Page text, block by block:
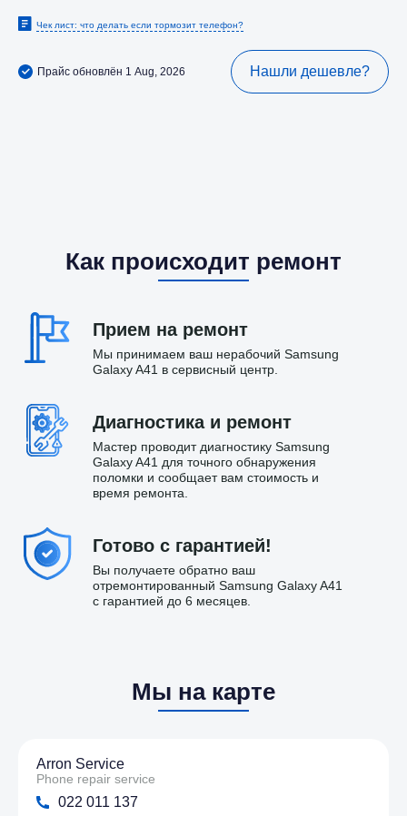
Прайс обновлён 1 Aug, 2026
Чек лист: что делать если тормозит телефон?
Нашли дешевле?
Как происходит ремонт
Прием на ремонт
Мы принимаем ваш нерабочий Samsung
Galaxy A41 в сервисный центр.
Диагностика и ремонт
Мастер проводит диагностику Samsung
Galaxy A41 для точного обнаружения
поломки и сообщает вам стоимость и
время ремонта.
Готово с гарантией!
Вы получаете обратно ваш
отремонтированный Samsung Galaxy A41
с гарантией до 6 месяцев.
Мы на карте
Arron Service
Phone repair service
022 011 137